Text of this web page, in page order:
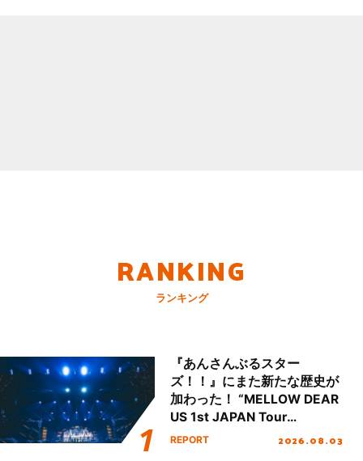
RANKING
ランキング
『あんさんぶるスター
ズ！！』にまた新たな歴史が
加わった！ “MELLOW DEAR
US 1st JAPAN Tour
Final「NICE to meet YOU
REPORT 2026.08.03